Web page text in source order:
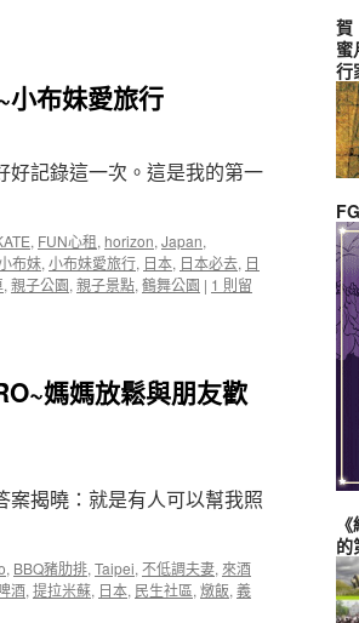
一
親
子
~
推
薦
內
手
麵〉
中
小布妹愛旅行
好記錄這一次。這是我的第一
, FUN心租, horizon, Japan,
布妹, 小布妹愛旅行, 日本, 日本必去, 日
, 親子公園, 親子景點, 鶴舞公園 | 1 則留
媽媽放鬆與朋友歡
案揭曉：就是有人可以幫我照
, BBQ豬肋排, Taipei, 不低調夫妻, 來酒
酒, 提拉米蘇, 日本, 民生社區, 燉飯, 義
賀
蜜
行
的